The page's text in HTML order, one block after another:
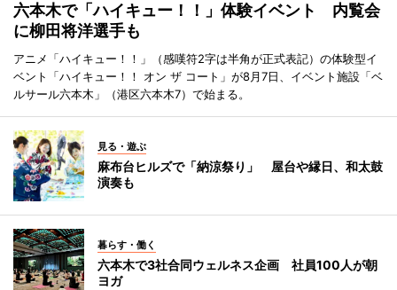
六本木で「ハイキュー！！」体験イベント 内覧会
に柳田将洋選手も
アニメ「ハイキュー！！」（感嘆符2字は半角が正式表記）の体験型イ
ベント「ハイキュー！！ オン ザ コート」が8月7日、イベント施設「ベ
ルサール六本木」（港区六本木7）で始まる。
見る・遊ぶ
麻布台ヒルズで「納涼祭り」 屋台や縁日、和太鼓
演奏も
暮らす・働く
六本木で3社合同ウェルネス企画 社員100人が朝
ヨガ